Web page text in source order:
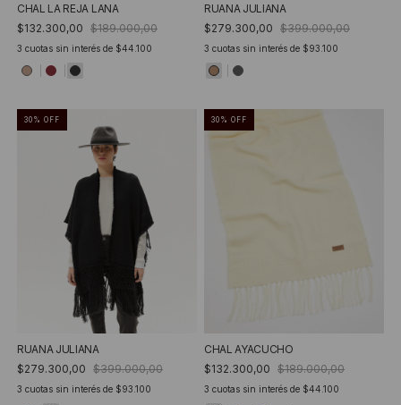
CHAL LA REJA LANA
$132.300,00 $189.000,00
3 cuotas sin interés de $44.100
RUANA JULIANA
$279.300,00 $399.000,00
3 cuotas sin interés de $93.100
30 % OFF
RUANA JULIANA
$279.300,00 $399.000,00
3 cuotas sin interés de $93.100
30 % OFF
CHAL AYACUCHO
$132.300,00 $189.000,00
3 cuotas sin interés de $44.100